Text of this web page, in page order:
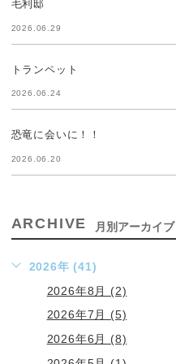
毛利邸
2026.06.29
トランペット
2026.06.24
恐竜に会いに！！
2026.06.20
ARCHIVE 月別アーカイブ
2026年 (41)
2026年8月 (2)
2026年7月 (5)
2026年6月 (8)